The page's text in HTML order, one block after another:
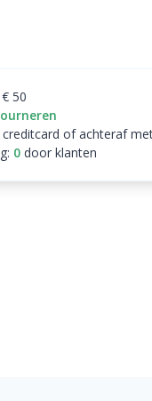
50
of achteraf
0door klanten